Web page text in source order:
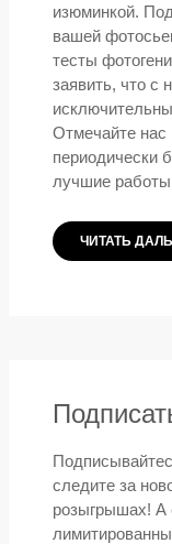
изюминкой.
вашей
тесты
заявить, что с
Отмечайте
периодически
лучшие
ЧИТАТЬ
следите за
розыгрышах!